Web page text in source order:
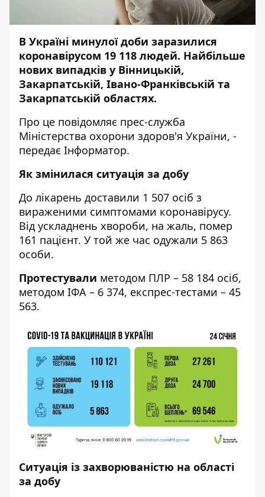
В Україні минулої доби заразилися
коронавірусом 19 118 людей. Найбільше
нових випадків у Вінницькій,
Закарпатській, Івано-Франківській та
Закарпатській областях.
Про це повідомляє прес-служба
Міністерства охорони здоров'я України, -
передає Інформатор.
Як змінилася ситуація за добу
До лікарень доставили 1 507 осіб з
вираженими симптомами коронавірусу.
Від ускладнень хвороби, на жаль, помер
161 пацієнт. У той же час одужали 5 863
особи.
Протестували методом ПЛР – 58 184 осіб,
методом ІФА – 6 374, експрес-тестами – 45
563.
Ситуація із захворюваністю на області
за добу